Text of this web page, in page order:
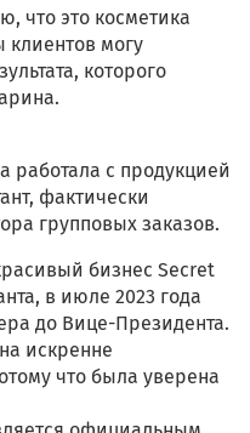
что это косметика
клиентов могу
которого
работала с продукцией
фактически
групповых заказов.
бизнес Secret
в июле 2023 года
до Вице-Президента.
искренне
что была уверена